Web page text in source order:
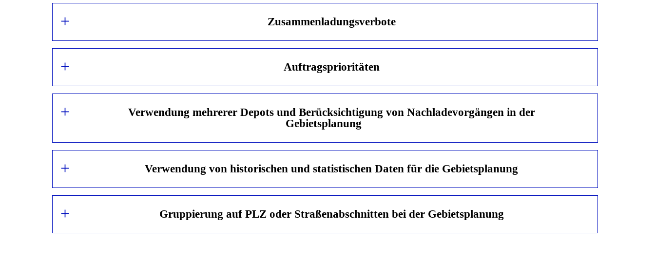
Zusammen­ladungs­verbote
Auftrags­prioritäten
Verwendung mehrerer Depots und Berück­sichtigung von Nachlade­vorgängen in der
Gebiets­planung
Verwendung von historischen und statistischen Daten für die Gebiets­planung
Gruppierung auf PLZ oder Straßen­abschnitten bei der Gebiets­planung